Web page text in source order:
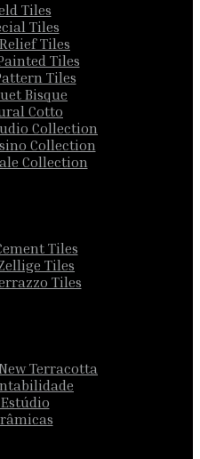
Tiles
Tiles
Tiles
Tiles
Tiles
Bisque
Cotto
Collection
Collection
Collection
Tiles
Tiles
Tiles
Terracotta